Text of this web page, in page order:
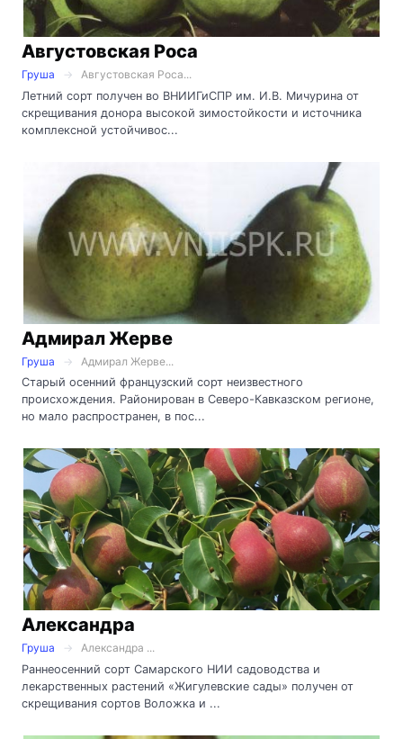
Августовская Роса
Груша
Августовская Роса...
Летний сорт получен во ВНИИГиСПР им. И.В. Мичурина от
скрещивания донора высокой зимостойкости и источника
комплексной устойчивос...
Адмирал Жерве
Груша
Адмирал Жерве...
Старый осенний французский сорт неизвестного
происхождения. Районирован в Северо-Кавказском регионе,
но мало распространен, в пос...
Александра
Груша
Александра ...
Раннеосенний сорт Самарского НИИ садоводства и
лекарственных растений «Жигулевские сады» получен от
скрещивания сортов Воложка и ...